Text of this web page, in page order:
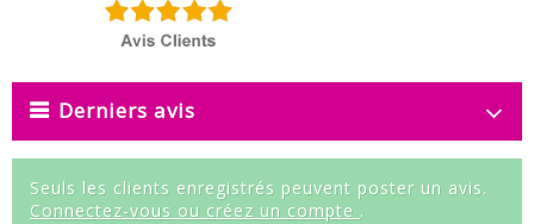
Derniers avis
Seuls les clients enregistrés peuvent poster un avis.
Connectez-vous ou créez un compte .